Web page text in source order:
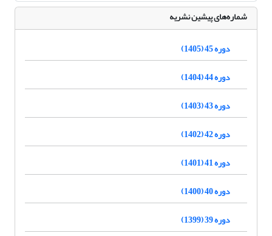
شماره‌های پیشین نشریه
دوره 45 (1405)
دوره 44 (1404)
دوره 43 (1403)
دوره 42 (1402)
دوره 41 (1401)
دوره 40 (1400)
دوره 39 (1399)